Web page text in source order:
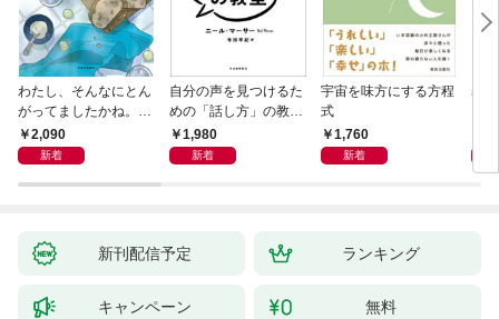
わたし、そんなにとん
がってましたかね。
獅子座、Ａ型、丙午は
めぐる
2,090
新着
自分の声を見つけるた
めの「話し方」の教
室 Ｏｒａｃｙ（オラ
シー）
1,980
新着
宇宙を味方にする方程
式
1,760
新着
基
新刊配信予定 ランキング
キャンペーン 無料